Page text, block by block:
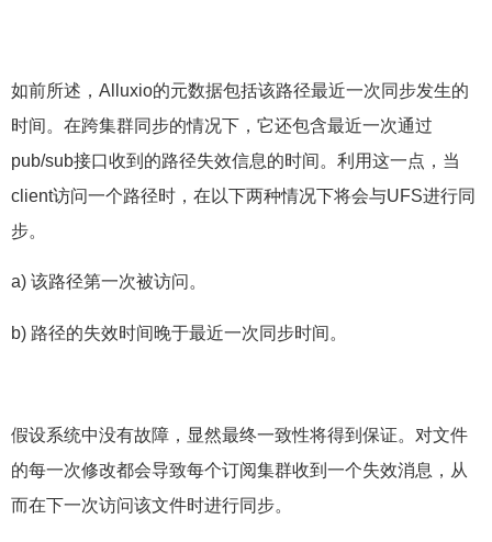
如前所述，Alluxio的元数据包括该路径最近一次同步发生的
时间。在跨集群同步的情况下，它还包含最近一次通过
pub/sub接口收到的路径失效信息的时间。利用这一点，当
client访问一个路径时，在以下两种情况下将会与UFS进行同
步。
a) 该路径第一次被访问。
b) 路径的失效时间晚于最近一次同步时间。
假设系统中没有故障，显然最终一致性将得到保证。对文件
的每一次修改都会导致每个订阅集群收到一个失效消息，从
而在下一次访问该文件时进行同步。